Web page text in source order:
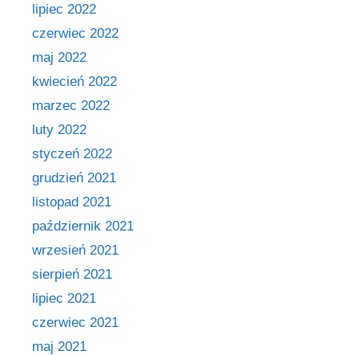
lipiec 2022
czerwiec 2022
maj 2022
kwiecień 2022
marzec 2022
luty 2022
styczeń 2022
grudzień 2021
listopad 2021
październik 2021
wrzesień 2021
sierpień 2021
lipiec 2021
czerwiec 2021
maj 2021